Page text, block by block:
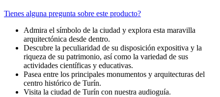
Tienes alguna pregunta sobre este producto?
Admira el símbolo de la ciudad y explora esta maravilla
arquitectónica desde dentro.
Descubre la peculiaridad de su disposición expositiva y la
riqueza de su patrimonio, así como la variedad de sus
actividades científicas y educativas.
Pasea entre los principales monumentos y arquitecturas del
centro histórico de Turín.
Visita la ciudad de Turín con nuestra audioguía.